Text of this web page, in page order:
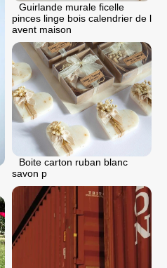
Guirlande murale ficelle
pinces linge bois calendrier de l
avent maison
Boite carton ruban blanc
savon p